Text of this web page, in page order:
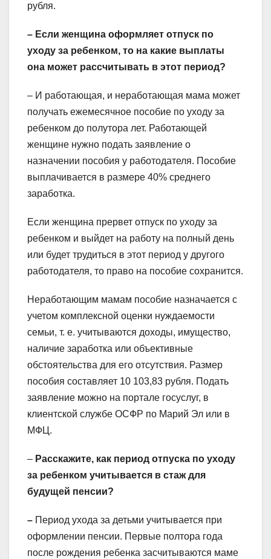
рубля.
– Если женщина оформляет отпуск по
уходу за ребенком, то на какие выплаты
она может рассчитывать в этот период?
– И работающая, и неработающая мама может
получать ежемесячное пособие по уходу за
ребенком до полутора лет. Работающей
женщине нужно подать заявление о
назначении пособия у работодателя. Пособие
выплачивается в размере 40% среднего
заработка.
Если женщина прервет отпуск по уходу за
ребенком и выйдет на работу на полный день
или будет трудиться в этот период у другого
работодателя, то право на пособие сохранится.
Неработающим мамам пособие назначается с
учетом комплексной оценки нуждаемости
семьи, т. е. учитываются доходы, имущество,
наличие заработка или объективные
обстоятельства для его отсутствия. Размер
пособия составляет 10 103,83 рубля. Подать
заявление можно на портале госуслуг, в
клиентской службе ОСФР по Марий Эл или в
МФЦ.
– Расскажите, как период отпуска по уходу
за ребенком учитывается в стаж для
будущей пенсии?
– Период ухода за детьми учитывается при
оформлении пенсии. Первые полтора года
после рождения ребенка засчитываются маме